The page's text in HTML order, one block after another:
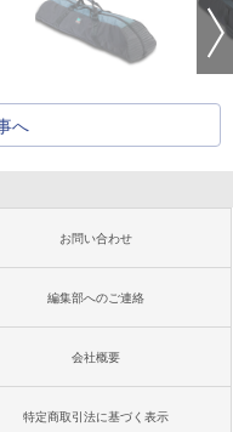
へ
お問い合わせ
編集部へのご連絡
会社概要
特定商取引法に基づく表示